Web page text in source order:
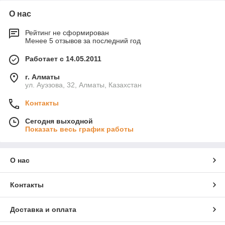
О нас
Рейтинг не сформирован
Менее 5 отзывов за последний год
Работает с 14.05.2011
г. Алматы
ул. Ауэзова, 32, Алматы, Казахстан
Контакты
Сегодня выходной
Показать весь график работы
О нас
Контакты
Доставка и оплата